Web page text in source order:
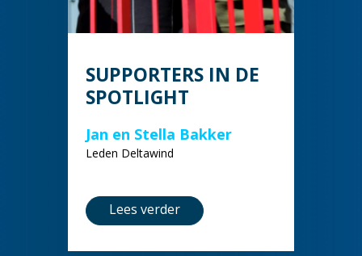
SUPPORTERS IN DE
SPOTLIGHT
Jan en Stella Bakker
Leden Deltawind
Lees verder